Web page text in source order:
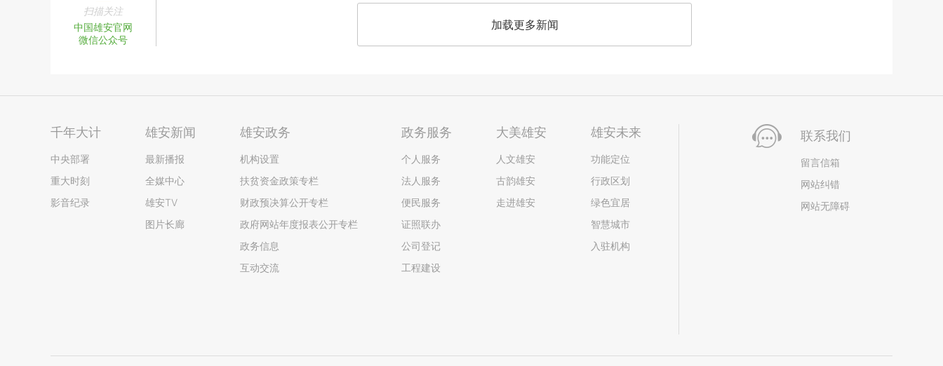
扫描关注
中国雄安官网
微信公众号
加载更多新闻
千年大计
中央部署
重大时刻
影音纪录
雄安新闻
最新播报
全媒中心
雄安TV
图片长廊
雄安政务
机构设置
扶贫资金政策专栏
财政预决算公开专栏
政府网站年度报表公开专栏
政务信息
互动交流
政务服务
个人服务
法人服务
便民服务
证照联办
公司登记
工程建设
大美雄安
人文雄安
古韵雄安
走进雄安
雄安未来
功能定位
行政区划
绿色宜居
智慧城市
入驻机构
联系我们
留言信箱
网站纠错
网站无障碍